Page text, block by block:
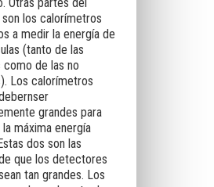
los calorímetros
a medir la energía de
(tanto de las
como de las no
Los calorímetros
grandes para
máxima energía
dos son las
que los detectores
tan grandes. Los